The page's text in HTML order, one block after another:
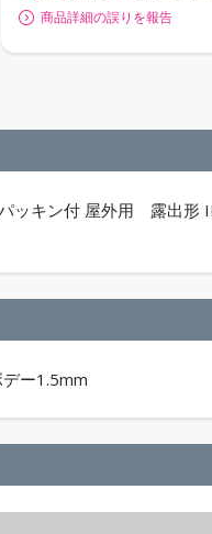
商品詳細の誤りを報告
ッキン付 屋外用 露出形
ー1.5mm